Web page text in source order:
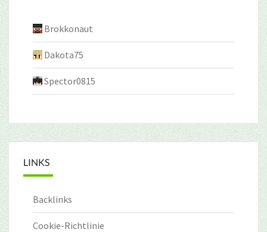
Brokkonaut
Dakota75
Spector0815
LINKS
Backlinks
Cookie-Richtlinie